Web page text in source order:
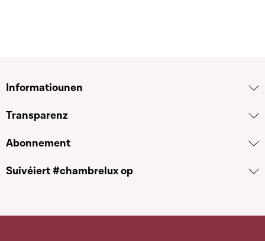
Informatiounen
Transparenz
Abonnement
Suivéiert #chambrelux op